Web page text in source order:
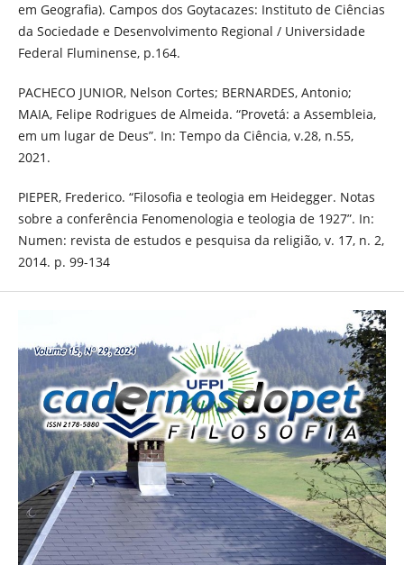
em Geografia). Campos dos Goytacazes: Instituto de Ciências
da Sociedade e Desenvolvimento Regional / Universidade
Federal Fluminense, p.164.
PACHECO JUNIOR, Nelson Cortes; BERNARDES, Antonio;
MAIA, Felipe Rodrigues de Almeida. “Provetá: a Assembleia,
em um lugar de Deus”. In: Tempo da Ciência, v.28, n.55,
2021.
PIEPER, Frederico. “Filosofia e teologia em Heidegger. Notas
sobre a conferência Fenomenologia e teologia de 1927”. In:
Numen: revista de estudos e pesquisa da religião, v. 17, n. 2,
2014. p. 99-134